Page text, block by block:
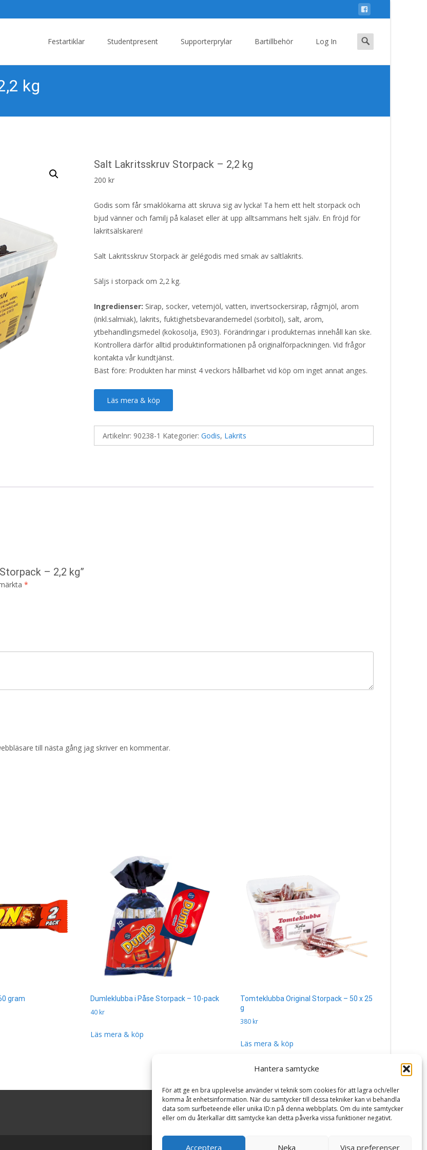
Hantera samtycke
För att ge en bra upplevelse använder vi teknik som cookies för att lagra och/eller
komma åt enhetsinformation. När du samtycker till dessa tekniker kan vi behandla
data som surfbeteende eller unika ID:n på denna webbplats. Om du inte samtycker
eller om du återkallar ditt samtycke kan detta påverka vissa funktioner negativt.
Acceptera Neka Visa preferenser
Festartiklar Studentpresent Supporterprylar Bartillbehör Log In
Search
for:
kg
Salt Lakritsskruv Storpack – 2,2 kg
200 kr
Godis som får smaklökarna att skruva sig av lycka! Ta hem ett helt storpack och
bjud vänner och familj på kalaset eller ät upp alltsammans helt själv. En fröjd för
lakritsälskaren!
Salt Lakritsskruv Storpack är gelégodis med smak av saltlakrits.
Säljs i storpack om 2,2 kg.
Ingredienser: Sirap, socker, vetemjöl, vatten, invertsockersirap, rågmjöl, arom
(inkl.salmiak), lakrits, fuktighetsbevarandemedel (sorbitol), salt, arom,
ytbehandlingsmedel (kokosolja, E903). Förändringar i produkternas innehåll kan ske.
Kontrollera därför alltid produktinformationen på originalförpackningen. Vid frågor
kontakta vår kundtjänst.
Bäst före: Produkten har minst 4 veckors hållbarhet vid köp om inget annat anges.
Läs mera & köp
Artikelnr: 90238-1 Kategorier: Godis, Lakrits
– 2,2 kg”
*
till nästa gång jag skriver en kommentar.
gram Dumleklubba i Påse Storpack – 10-pack
40 kr
Läs mera & köp
Tomteklubba Original Storpack – 50 x 25
g
380 kr
Läs mera & köp